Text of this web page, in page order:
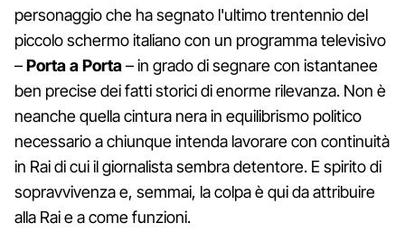
personaggio che ha segnato l'ultimo trentennio del
piccolo schermo italiano con un programma televisivo
–Porta a Porta– in grado di segnare con istantanee
ben precise dei fatti storici di enorme rilevanza. Non è
neanche quella cintura nera in equilibrismo politico
necessario a chiunque intenda lavorare con continuità
in Rai di cui il giornalista sembra detentore. E spirito di
sopravvivenza e, semmai, la colpa è qui da attribuire
alla Rai e a come funzioni.